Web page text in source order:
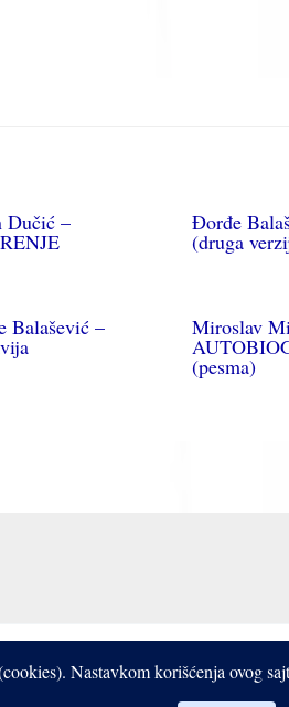
Dučić – Đorđe
(druga
Balašević – Miroslav
(pesma)
Copyright © 2017- 2026
Nastavkom korišćenja ovog